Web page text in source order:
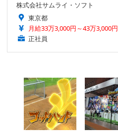
株式会社サムライ・ソフト
東京都
月給33万3,000円～43万3,000円
正社員